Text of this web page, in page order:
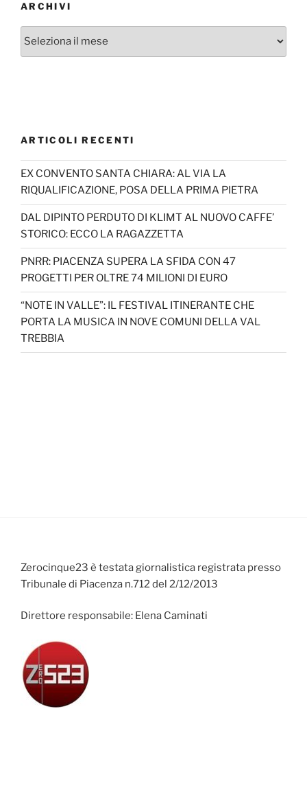
ARCHIVI
ARTICOLI RECENTI
EX CONVENTO SANTA CHIARA: AL VIA LA
RIQUALIFICAZIONE, POSA DELLA PRIMA PIETRA
DAL DIPINTO PERDUTO DI KLIMT AL NUOVO CAFFE’
STORICO: ECCO LA RAGAZZETTA
PNRR: PIACENZA SUPERA LA SFIDA CON 47
PROGETTI PER OLTRE 74 MILIONI DI EURO
“NOTE IN VALLE”: IL FESTIVAL ITINERANTE CHE
PORTA LA MUSICA IN NOVE COMUNI DELLA VAL
TREBBIA
Zerocinque23 è testata giornalistica registrata presso
Tribunale di Piacenza n.712 del 2/12/2013
Direttore responsabile: Elena Caminati